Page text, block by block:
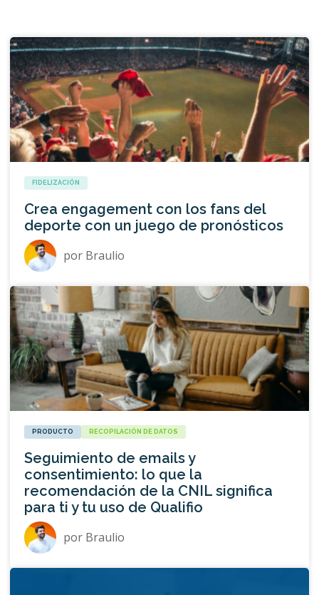
FIDELIZACIÓN
Crea engagement con los fans del
deporte con un juego de pronósticos
por Braulio
PRODUCTO RECOPILACIÓN DE DATOS
Seguimiento de emails y
consentimiento: lo que la
recomendación de la CNIL significa
para ti y tu uso de Qualifio
por Braulio